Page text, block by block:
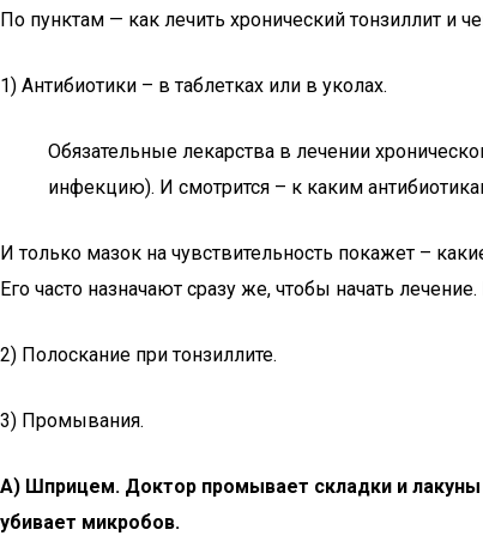
По пунктам — как лечить хронический тонзиллит и
1) Антибиотики – в таблетках или в уколах.
Обязательные лекарства в лечении
инфекцию). И смотрится – к каким
И только мазок на чувствительность покажет –
Его часто назначают сразу же, чтобы начать
2) Полоскание при тонзиллите.
3) Промывания.
А) Шприцем. Доктор промывает складки и
убивает микробов.